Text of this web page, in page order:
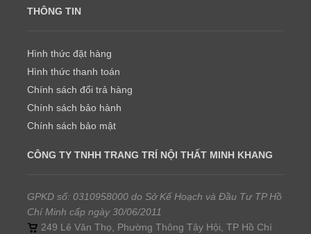
THÔNG TIN
Hình thức đặt hàng
Hình thức thanh toán
Chính sách đổi trả hàng
Chính sách bảo hành
Chính sách bảo mật
CÔNG TY TNHH TRANG TRÍ NỘI THẤT MINH KHANG
GPKD số: 0310958000 do Sở Kế Hoạch và Đầu Tư TP Hồ
Chí Minh cấp ngày 30/06/2011
249 Lê Văn Thọ, Phường Thông Tây Hội, TP Hồ Chí